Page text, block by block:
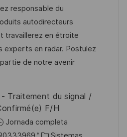
g
o
r
í
a
responsable du
autodirecteurs
travaillerez en étroite
experts en radar. Postulez
de notre avenir
Traitement du signal /
F/H
Jornada completa
C